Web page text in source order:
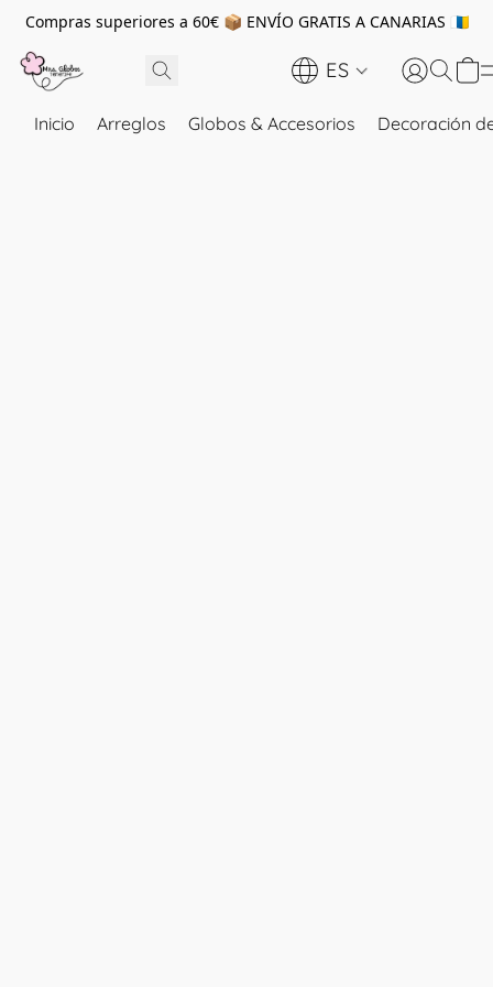
Compras superiores a 60€ 📦 ENVÍO GRATIS A CANARIAS 🇮🇨
ES
Inicio Arreglos Globos & Accesorios Decoración